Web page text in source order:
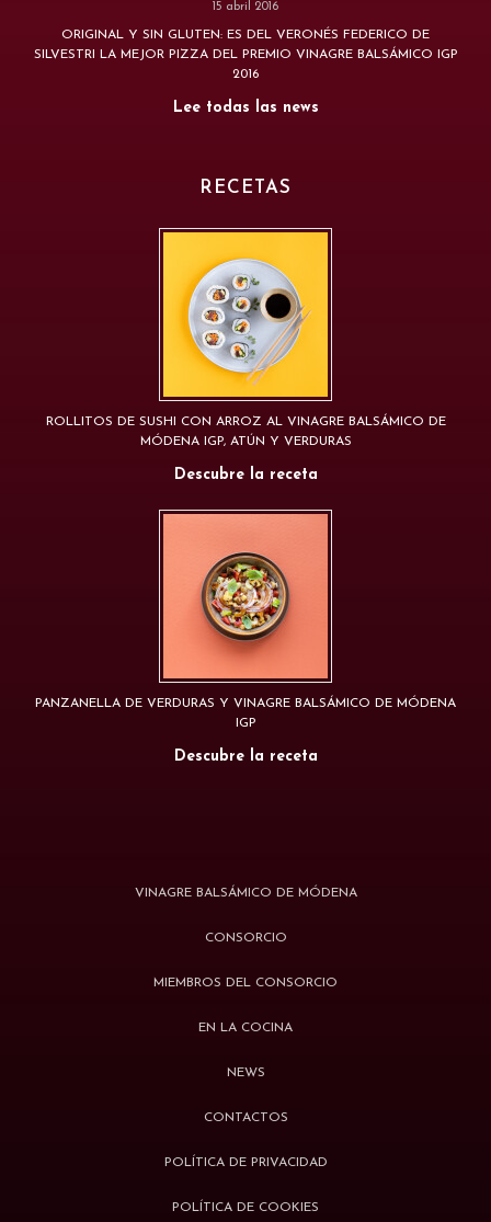
15 abril 2016
ORIGINAL Y SIN GLUTEN: ES DEL VERONÉS FEDERICO DE
SILVESTRI LA MEJOR PIZZA DEL PREMIO VINAGRE BALSÁMICO IGP
2016
Lee todas las news
RECETAS
ROLLITOS DE SUSHI CON ARROZ AL VINAGRE BALSÁMICO DE
MÓDENA IGP, ATÚN Y VERDURAS
Descubre la receta
PANZANELLA DE VERDURAS Y VINAGRE BALSÁMICO DE MÓDENA
IGP
Descubre la receta
VINAGRE BALSÁMICO DE MÓDENA
CONSORCIO
MIEMBROS DEL CONSORCIO
EN LA COCINA
NEWS
CONTACTOS
POLÍTICA DE PRIVACIDAD
POLÍTICA DE COOKIES